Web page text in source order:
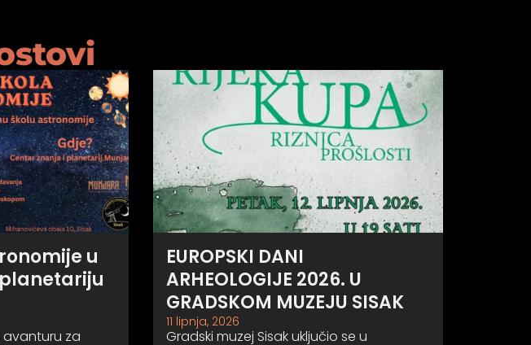
u
avanturu za
EUROPSKI DANI
ARHEOLOGIJE 2026. U
GRADSKOM MUZEJU SISAK
11 lipnja, 2026
Gradski muzej Sisak uključio se u